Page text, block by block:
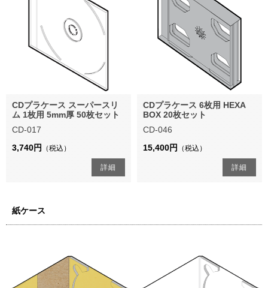
CDプラケース スーパースリ
ム 1枚用 5mm厚 50枚セット
CD-017
3,740円
（税込）
詳細
CDプラケース 6枚用 HEXA
BOX 20枚セット
CD-046
15,400円
（税込）
詳細
紙ケース